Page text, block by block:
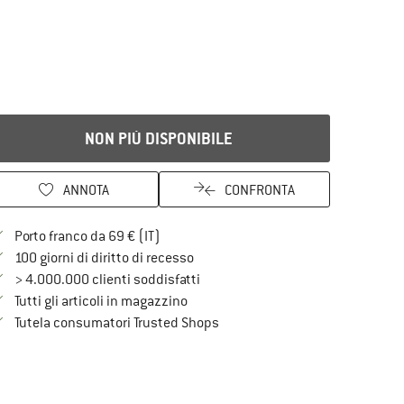
NON PIÙ DISPONIBILE
ANNOTA CONFRONTA
Porto franco da 69 € (IT)
100 giorni di diritto di recessoVai alla politica di recesso qui Si
> 4.000.000 clienti soddisfatti
Tutti gli articoli in magazzino
Tutela consumatori Trusted ShopsTrovi tutte le informazioni qui!